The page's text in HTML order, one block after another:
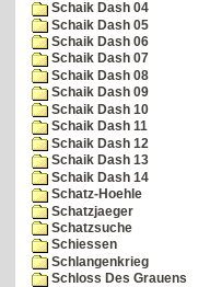
Schaik Dash 04
Schaik Dash 05
Schaik Dash 06
Schaik Dash 07
Schaik Dash 08
Schaik Dash 09
Schaik Dash 10
Schaik Dash 11
Schaik Dash 12
Schaik Dash 13
Schaik Dash 14
Schatz-Hoehle
Schatzjaeger
Schatzsuche
Schiessen
Schlangenkrieg
Schloss Des Grauens